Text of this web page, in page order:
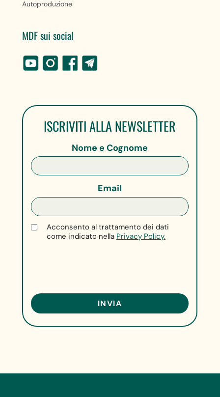
Autoproduzione
MDF sui social
ISCRIVITI ALLA NEWSLETTER
Nome e Cognome
Email
Acconsento al trattamento dei dati
come indicato nella Privacy Policy.